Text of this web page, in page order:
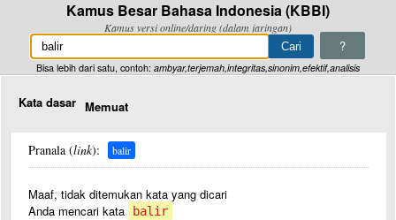
Kamus Besar Bahasa Indonesia (KBBI)
Kamus versi online/daring (dalam jaringan)
?
Bisa lebih dari satu, contoh: ambyar,terjemah,integritas,sinonim,efektif,analisis
Kata dasar Memuat
Pranala (link): balir
Maaf, tidak ditemukan kata yang dicari
Anda mencari kata
balir